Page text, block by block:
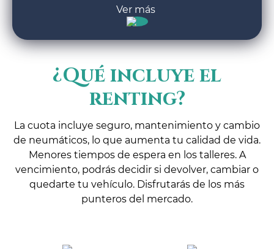
¿Qué incluye el
renting?
La cuota incluye seguro, mantenimiento y cambio
de neumáticos, lo que aumenta tu calidad de vida.
Menores tiempos de espera en los talleres. A
vencimiento, podrás decidir si devolver, cambiar o
quedarte tu vehículo. Disfrutarás de los más
punteros del mercado.